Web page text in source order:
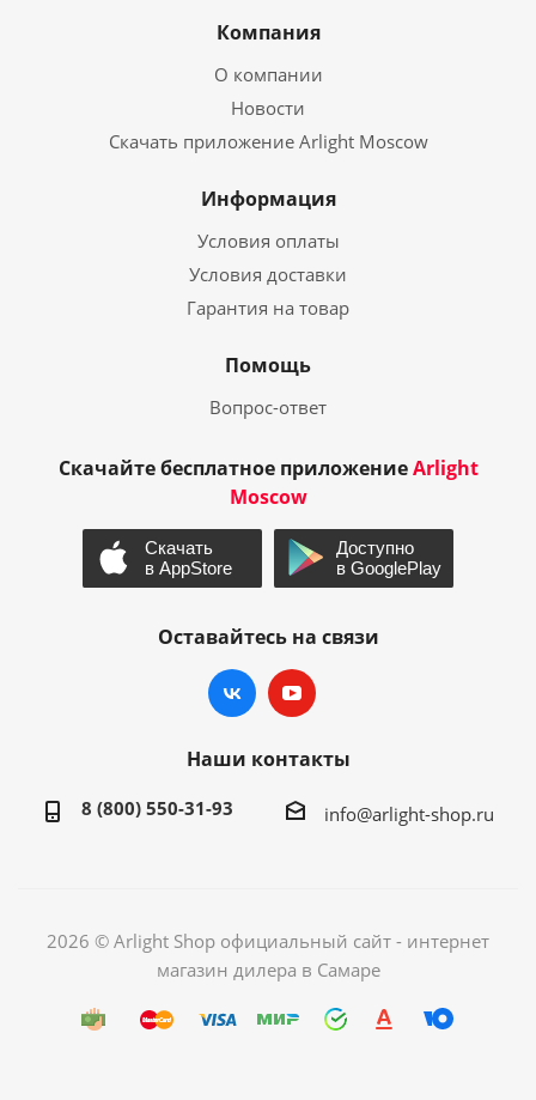
Компания
О компании
Новости
Скачать приложение Arlight Moscow
Информация
Условия оплаты
Условия доставки
Гарантия на товар
Помощь
Вопрос-ответ
Скачайте бесплатное приложениеArlight
Moscow
Оставайтесь на связи
Наши контакты
8 (800) 550-31-93 info@arlight-shop.ru
2026 © Arlight Shop официальный сайт - интернет
магазин дилера в Самаре